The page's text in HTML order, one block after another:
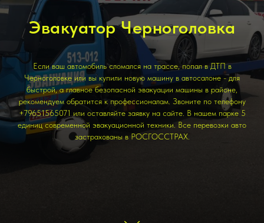
Эвакуатор Черноголовка
Если ваш автомобиль сломался на трассе, попал в ДТП в
Черноголовке или вы купили новую машину в автосалоне - для
быстрой, а главное безопасной эвакуации машины в районе,
рекомендуем обратится к профессионалам. Звоните по телефону
+79651565071 или оставляйте заявку на сайте. В нашем парке 5
единиц современной эвакуационной техники. Все перевозки авто
застрахованы в РОСГОССТРАХ.